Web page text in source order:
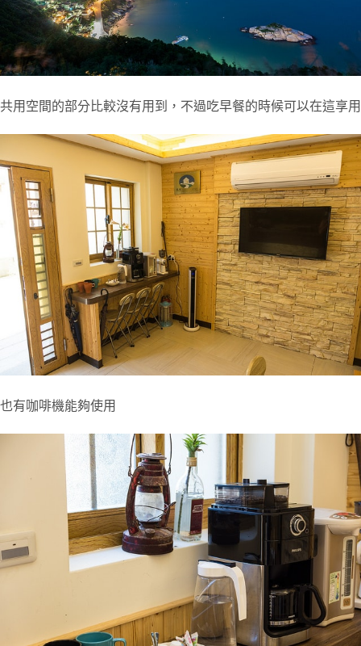
共用空間的部分比較沒有用到，不過吃早餐的時候可以在這享用
也有咖啡機能夠使用